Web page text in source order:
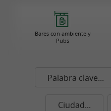
Bares con ambiente y
Pubs
Palabra clave...
Ciudad...